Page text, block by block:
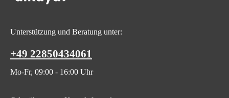
Unterstützung und Beratung unter:
+49 22850434061
Mo-Fr, 09:00 - 16:00 Uhr